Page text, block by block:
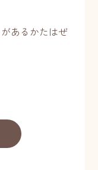
あるかたはぜ